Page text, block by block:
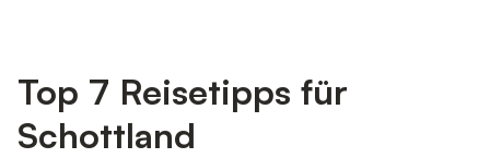
Top 7 Reisetipps für
Schottland